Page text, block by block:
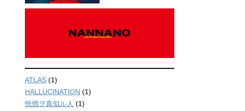
ATLAS (1)
HALLUCINATION (1)
恍惚ヲ真似ル人 (1)